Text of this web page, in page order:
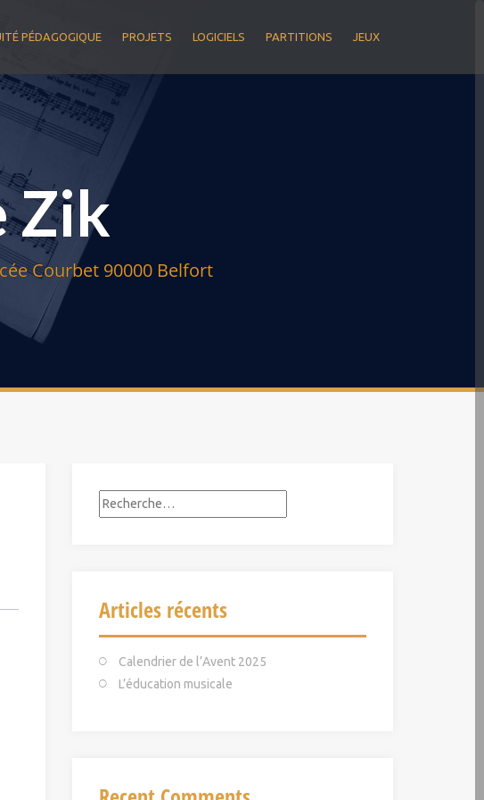
PÉDAGOGIQUE PROJETS LOGICIELS PARTITIONS JEUX
Zik
Courbet 90000 Belfort
R
r
c
h
e
Articles récents
Calendrier de l’Avent 2025
L’éducation musicale